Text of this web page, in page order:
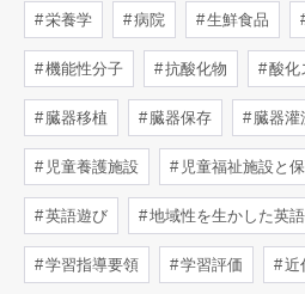
栄養学 病院 生鮮食品
機能性分子 抗酸化物 酸化
臓器移植 臓器保存 臓器灌
児童養護施設 児童福祉施設と
英語遊び 地域性を生かした英
学習指導要領 学習評価 近